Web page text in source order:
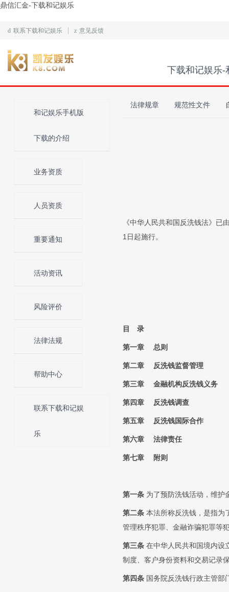
鼎信汇金-下载和记娱乐
d 联系下载和记娱乐 z 意见反馈
下载和记娱乐-
和记娱乐手机版
下载的介绍
业务资质
人员资质
重要通知
活动资讯
风险评价
法律法规
帮助中心
联系下载和记娱
乐
法律规章 规范性文件
《中华人民共和国反洗钱法》
1日起施行。
目 录
第一章 总则
第二章 反洗钱监督管理
第三章 金融机构反洗钱义务
第四章 反洗钱调查
第五章 反洗钱国际合作
第六章 法律责任
第七章 附则
第一条 为了预防洗钱活动，维护
第二条 本法所称反洗钱，是指为
管理秩序犯罪、金融诈骗犯罪等
第三条 在中华人民共和国境内设
制度、客户身份资料和交易记录
第四条 国务院反洗钱行政主管部